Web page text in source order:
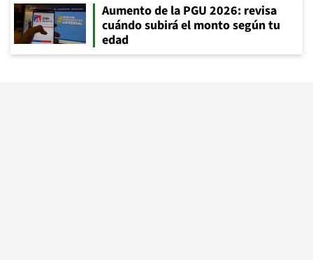
Aumento de la PGU 2026: revisa
cuándo subirá el monto según tu
edad